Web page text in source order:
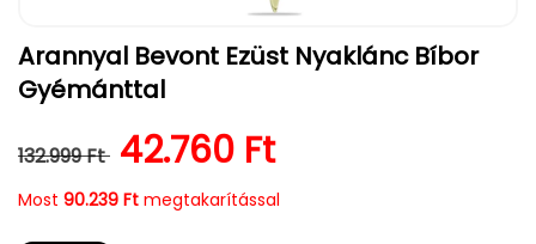
médiafájl
megnyitása
a
modális
Arannyal Bevont Ezüst Nyaklánc Bíbor
Gyémánttal
Normál ár
132.999 Ft Kedvezményes ár
42.760 Ft
Most 90.239 Ft megtakarítással